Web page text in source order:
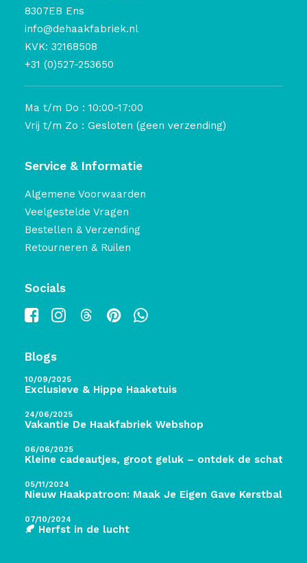
8307EB Ens
info@dehaakfabriek.nl
KVK: 32168508
+31 (0)527-253650
Ma t/m Do : 10:00-17:00
Vrij t/m Zo : Gesloten (geen verzending)
Service & Informatie
Algemene Voorwaarden
Veelgestelde Vragen
Bestellen & Verzending
Retourneren & Ruilen
Socials
Blogs
10/09/2025
Exclusieve & Hippe Haaketuis
24/06/2025
Vakantie De Haakfabriek Webshop
06/06/2025
Kleine cadeautjes, groot geluk – ontdek de schatten
05/11/2024
Nieuw Haakpatroon: Maak Je Eigen Gave Kerstballen!
07/10/2024
🍂 Herfst in de lucht